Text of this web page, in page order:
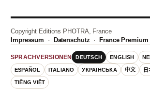
Copyright Editions PHOTRA, France
Impressum · Datenschutz · France Premium
SPRACHVERSIONEN DEUTSCH ENGLISH
ESPAÑOL ITALIANO УКРАЇНСЬКА 中文
TIẾNG VIỆT